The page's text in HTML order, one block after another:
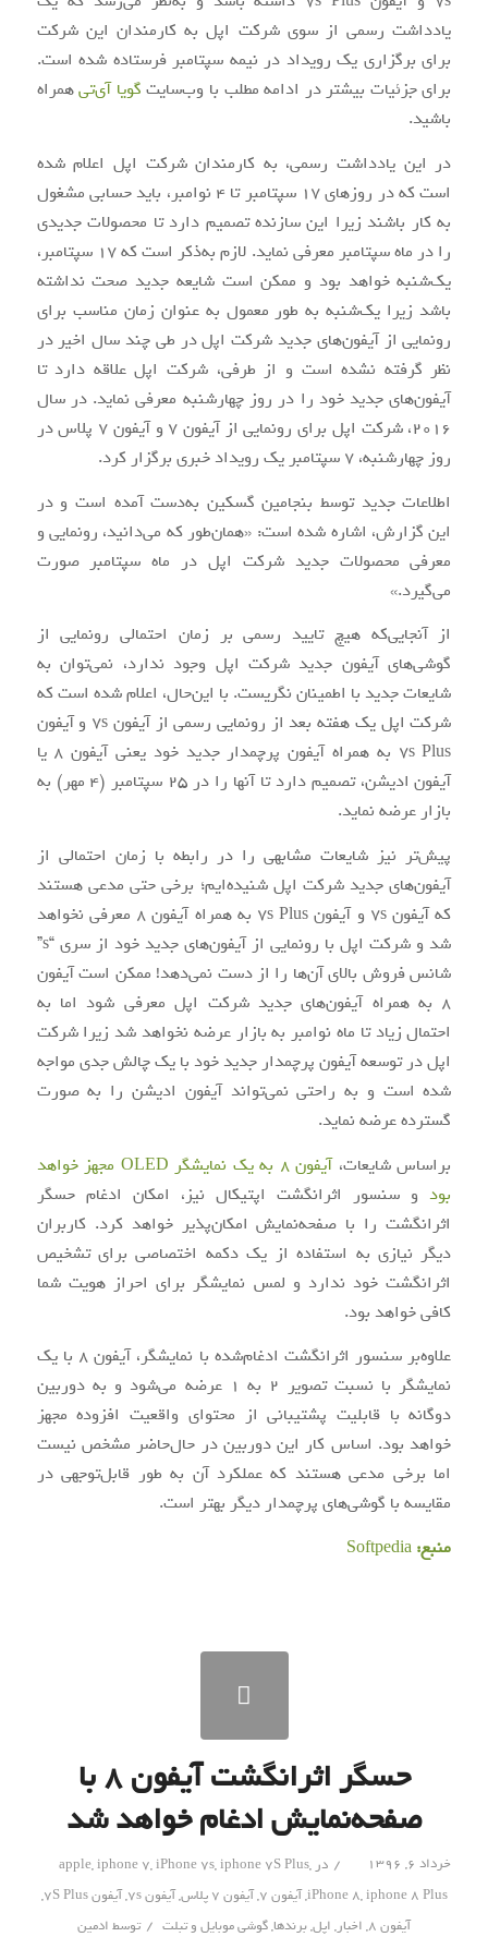
یادداشت رسمی از سوی شرکت اپل به کارمندان این شرکت
برای برگزاری یک رویداد در نیمه سپتامبر فرستاده شده است.
برای جزئیات بیشتر در ادامه مطلب با وب‌سایت گویا آی‌تیهمراه
باشید.
در این یادداشت رسمی، به کارمندان شرکت اپل اعلام شده
است که در روزهای ۱۷ سپتامبر تا ۴ نوامبر، باید حسابی مشغول
به کار باشند زیرا این سازنده تصمیم دارد تا محصولات جدیدی
را در ماه سپتامبر معرفی نماید. لازم به‌ذکر است که ۱۷ سپتامبر،
یک‌شنبه خواهد بود و ممکن است شایعه جدید صحت نداشته
باشد زیرا یک‌شنبه به طور معمول به عنوان زمان مناسب برای
رونمایی از آیفون‌های جدید شرکت اپل در طی چند سال اخیر در
نظر گرفته نشده است و از طرفی، شرکت اپل علاقه دارد تا
آیفون‌های جدید خود را در روز چهارشنبه معرفی نماید. در سال
۲۰۱۶، شرکت اپل برای رونمایی از آیفون ۷ و آیفون ۷ پلاس در
روز چهارشنبه، ۷ سپتامبر یک رویداد خبری برگزار کرد.
اطلاعات جدید توسط بنجامین گسکین به‌دست آمده است و در
این گزارش، اشاره شده است: «همان‌طور که می‌دانید، رونمایی و
معرفی محصولات جدید شرکت اپل در ماه سپتامبر صورت
می‌گیرد.»
از آنجایی‌که هیچ تایید رسمی بر زمان احتمالی رونمایی از
گوشی‌های آیفون جدید شرکت اپل وجود ندارد، نمی‌توان به
شایعات جدید با اطمینان نگریست. با این‌حال، اعلام شده است که
شرکت اپل یک هفته بعد از رونمایی رسمی از آیفون ۷s و آیفون
۷s Plus به همراه آیفون پرچم‎دار جدید خود یعنی آیفون ۸ یا
آیفون ادیشن، تصمیم دارد تا آن‎ها را در ۲۵ سپتامبر (۴ مهر) به
بازار عرضه نماید.
پیش‌تر نیز شایعات مشابهی را در رابطه با زمان احتمالی از
آیفون‌های جدید شرکت اپل شنیده‌ایم؛ برخی حتی مدعی هستند
که آیفون ۷s و آیفون ۷s Plus به همراه آیفون ۸ معرفی نخواهد
شد و شرکت اپل با رونمایی از آیفون‌های جدید خود از سری “s”
شانس فروش بالای آن‌ها را از دست نمی‌دهد! ممکن است آیفون
۸ به همراه آیفون‌های جدید شرکت اپل معرفی شود اما به
احتمال زیاد تا ماه نوامبر به بازار عرضه نخواهد شد زیرا شرکت
اپل در توسعه آیفون پرچم‎دار جدید خود با یک چالش جدی مواجه
شده است و به راحتی نمی‌تواند آیفون ادیشن را به صورت
گسترده عرضه نماید.
براساس شایعات،
آیفون ۸ به یک نمایشگر OLED مجهز خواهد
بودو سنسور اثرانگشت اپتیکال نیز، امکان ادغام حسگر
اثرانگشت را با صفحه‌نمایش امکان‌پذیر خواهد کرد. کاربران
دیگر نیازی به استفاده از یک دکمه اختصاصی برای تشخیص
اثرانگشت خود ندارد و لمس نمایشگر برای احراز هویت شما
کافی خواهد بود.
علاوه‌بر سنسور اثرانگشت ادغام‌شده با نمایشگر، آیفون ۸ با یک
نمایشگر با نسبت تصویر ۲ به ۱ عرضه می‌شود و به دوربین
دوگانه با قابلیت پشتیبانی از محتوای واقعیت افزوده مجهز
خواهد بود. اساس کار این دوربین در حال‌حاضر مشخص نیست
اما برخی مدعی هستند که عملکرد آن به طور قابل‌توجهی در
مقایسه با گوشی‌های پرچم‎دار دیگر بهتر است.
منبع: Softpedia
حسگر اثرانگشت آیفون ۸ با
صفحه‌نمایش ادغام خواهد شد
خرداد ۶, ۱۳۹۶ / در apple,iphone 7,iPhone 7s,iphone 7S Plus,
iPhone 8,iphone 8 Plus
,آیفون 7 ,آیفون 7 پلاس ,آیفون 7s ,آیفون 7S Plus
,
آیفون 8 , اخبار, اپل,برندها,گوشی موبایل و تبلت / توسط ادمین